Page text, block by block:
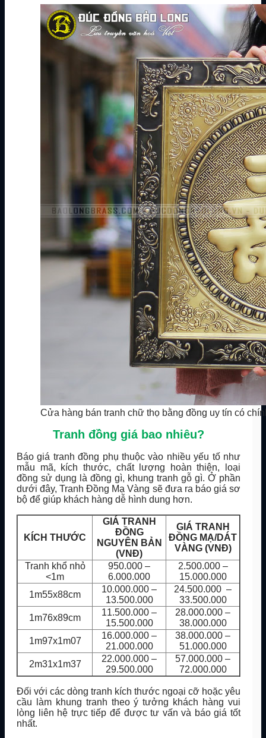
Cửa hàng bán tranh chữ thọ bằng đồng uy tín có
Tranh đồng giá bao nhiêu?
Báo giá tranh đồng phụ thuộc vào nhiều yếu tố như
mẫu mã, kích thước, chất lượng hoàn thiện, loại
đồng sử dụng là đồng gì, khung tranh gỗ gì. Ở phần
dưới đây, Tranh Đồng Mạ Vàng sẽ đưa ra báo giá sơ
bộ để giúp khách hàng dễ hình dung hơn.
KÍCH THƯỚC
GIÁ TRANH
ĐỒNG
NGUYÊN BẢN
(VNĐ)
GIÁ TRANH
ĐỒNG MẠ/DÁT
VÀNG (VNĐ)
Tranh khổ nhỏ
<1m
950.000 –
6.000.000
2.500.000 –
15.000.000
1m55x88cm
10.000.000 –
13.500.000
24.500.000 –
33.500.000
1m76x89cm
11.500.000 –
15.500.000
28.000.000 –
38.000.000
1m97x1m07
16.000.000 –
21.000.000
38.000.000 –
51.000.000
2m31x1m37
22.000.000 –
29.500.000
57.000.000 –
72.000.000
Đối với các dòng tranh kích thước ngoại cỡ hoặc yêu
cầu làm khung tranh theo ý tưởng khách hàng vui
lòng liên hệ trực tiếp để được tư vấn và báo giá tốt
nhất.